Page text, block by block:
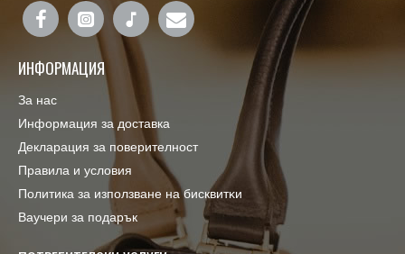
ИНФОРМАЦИЯ
За нас
Информация за доставка
Декларация за поверителност
Правила и условия
Πoлитика зa изпoлзвaнe нa бисквитĸи
Ваучери за подарък